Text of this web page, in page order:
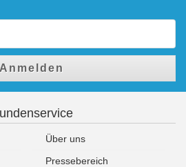
Anmelden
Über uns
Pressebereich